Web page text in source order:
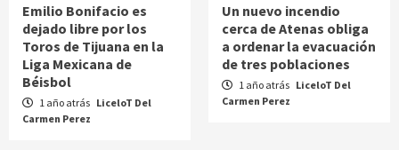
Emilio Bonifacio es
dejado libre por los
Toros de Tijuana en la
Liga Mexicana de
Béisbol
1 año atrás LiceloT Del
Carmen Perez
Un nuevo incendio
cerca de Atenas obliga
a ordenar la evacuación
de tres poblaciones
1 año atrás LiceloT Del
Carmen Perez